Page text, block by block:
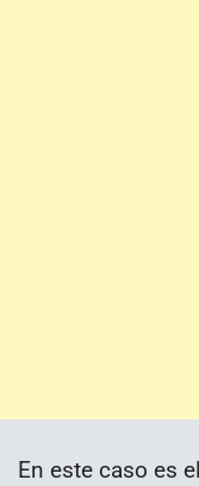
En este caso es